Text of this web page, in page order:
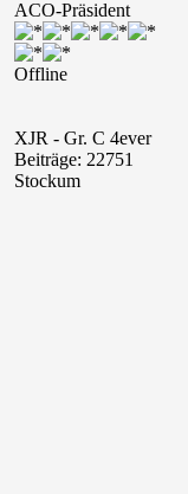
ACO-Präsident
Offline
XJR - Gr. C 4ever
Beiträge: 22751
Stockum